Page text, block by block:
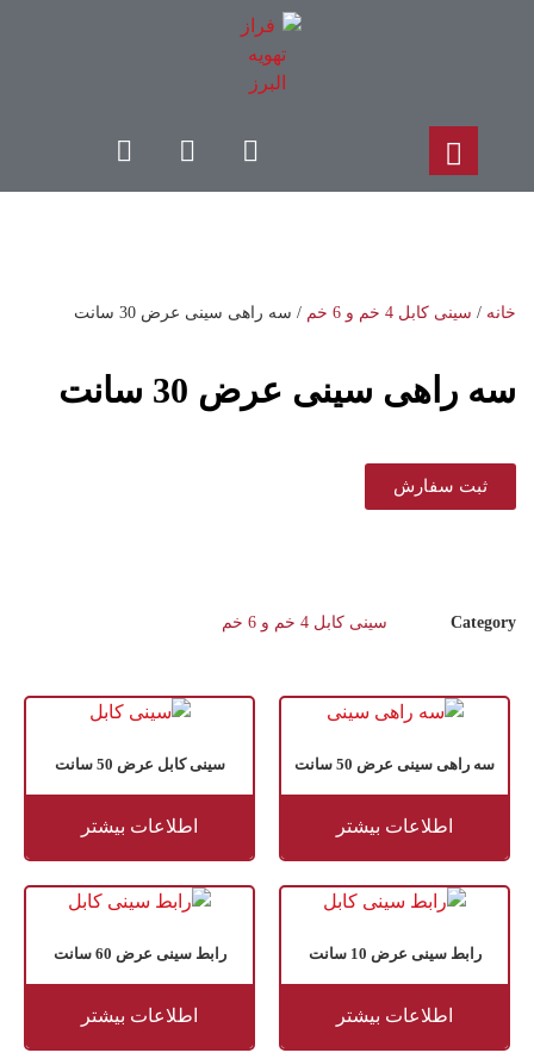
خانه / سینی کابل 4 خم و 6 خم / سه راهی سینی عرض 30 سانت
سه راهی سینی عرض 30 سانت
ثبت سفارش
Category سینی کابل 4 خم و 6 خم
سه راهی سینی عرض 50 سانت
اطلاعات بیشتر
سینی کابل عرض 50 سانت
اطلاعات بیشتر
رابط سینی عرض 10 سانت
اطلاعات بیشتر
رابط سینی عرض 60 سانت
اطلاعات بیشتر